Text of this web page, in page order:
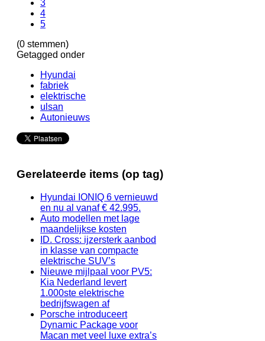
3
4
5
(0 stemmen)
Getagged onder
Hyundai
fabriek
elektrische
ulsan
Autonieuws
Gerelateerde items (op tag)
Hyundai IONIQ 6 vernieuwd
en nu al vanaf € 42.995.
Auto modellen met lage
maandelijkse kosten
ID. Cross: ijzersterk aanbod
in klasse van compacte
elektrische SUV’s
Nieuwe mijlpaal voor PV5:
Kia Nederland levert
1.000ste elektrische
bedrijfswagen af
Porsche introduceert
Dynamic Package voor
Macan met veel luxe extra’s